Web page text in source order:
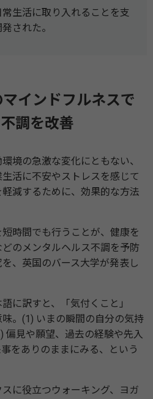
生活に取り入れることを支
された。
インドフルネスで
調を改善
境の急激な変化にともない、
活に不安やストレスを感じて
減するために、効果的な方法
時間でも行うことが、健康を
のメンタルヘルス不調を予防
、英国のバース大学が発表し
に訳すと、「気付くこと」
味。(1) いまの瞬間の自分の気持
偏見や願望、過去の経験や先入
をありのままにみる、という
に役立つウォーキング、ヨガ